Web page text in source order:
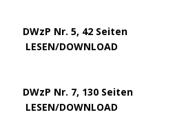
Nr. 5, 42 Seiten
LESEN/DOWNLOAD
Nr. 7, 130 Seiten
LESEN/DOWNLOAD